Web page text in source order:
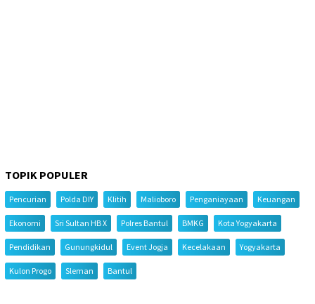
TOPIK POPULER
Pencurian Polda DIY Klitih Malioboro Penganiayaan Keuangan
Ekonomi Sri Sultan HB X Polres Bantul BMKG Kota Yogyakarta
Pendidikan Gunungkidul Event Jogja Kecelakaan Yogyakarta
Kulon Progo Sleman Bantul